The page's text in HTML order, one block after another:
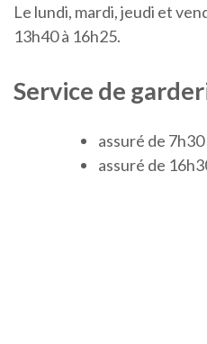
Le lundi, mardi, jeudi et
13h40 à 16h25.
Service de
assuré de
assuré de